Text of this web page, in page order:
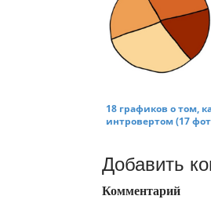
18 графиков о том,
интровертом (17
Добавить
Комментарий